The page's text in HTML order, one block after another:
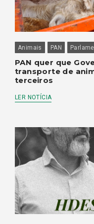
Animais PAN
PAN quer que
transporte de
terceiros
LER NOTÍCIA